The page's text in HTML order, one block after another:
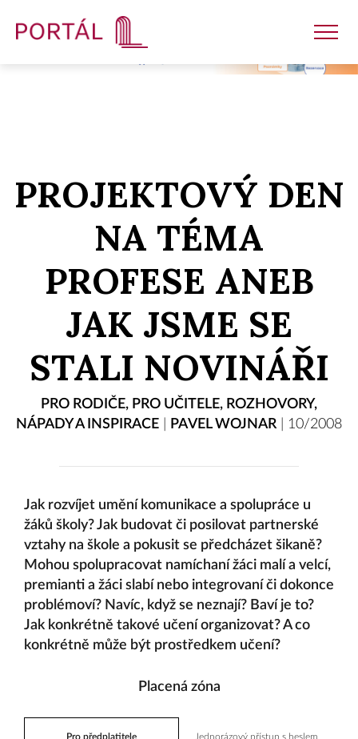
Časopisy
PROJEKTOVÝ DEN
NA TÉMA
PROFESE ANEB
JAK JSME SE
STALI NOVINÁŘI
PRO RODIČE, PRO UČITELE, ROZHOVORY,
NÁPADY A INSPIRACE
PAVEL WOJNAR 10/2008
Jak rozvíjet umění komunikace a spolupráce u
žáků školy? Jak budovat či posilovat partnerské
vztahy na škole a pokusit se předcházet šikaně?
Mohou spolupracovat namíchaní žáci malí a velcí,
premianti a žáci slabí nebo integrovaní či dokonce
problémoví? Navíc, když se neznají? Baví je to?
Jak konkrétně takové učení organizovat? A co
konkrétně může být prostředkem učení?
Placená zóna
Pro předplatitele
Jednorázový přístup s heslem